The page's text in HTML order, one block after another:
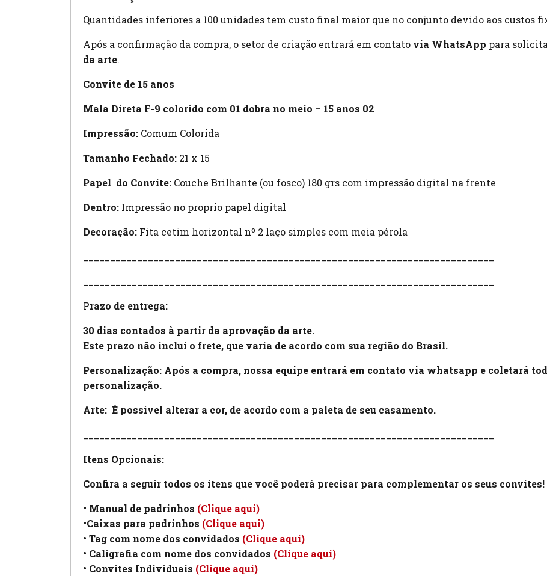
Quantidades inferiores a 100 unidades tem custo final maior que no conjunto devido aos custos
Após a confirmação da compra, o setor de criação entrará em contato via WhatsApp para
da arte.
Convite de 15 anos
Mala Direta F-9 colorido com 01 dobra no meio – 15 anos 02
Impressão: Comum Colorida
Tamanho Fechado: 21 x 15
Papel do Convite: Couche Brilhante (ou fosco) 180 grs com impressão digital na frente
Dentro: Impressão no proprio papel digital
Decoração: Fita cetim horizontal nº 2 laço simples com meia pérola
Prazo de entrega:
30 dias contados à partir da aprovação da arte.
Este prazo não inclui o frete, que varia de acordo com sua região do Brasil.
Personalização: Após a compra, nossa equipe entrará em contato via whatsapp e coletará
personalização.
Arte: É possível alterar a cor, de acordo com a paleta de seu casamento.
Itens Opcionais:
Confira a seguir todos os itens que você poderá precisar para complementar os seus convites!
• Manual de padrinhos (Clique aqui)
•Caixas para padrinhos (Clique aqui)
• Tag com nome dos convidados (Clique aqui)
• Caligrafia com nome dos convidados (Clique aqui)
• Convites Individuais (Clique aqui)